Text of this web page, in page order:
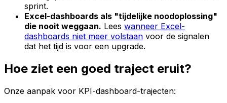
sprint.
Excel-dashboards als "tijdelijke noodoplossing"
die nooit weggaan. Lees wanneer Excel-
dashboards niet meer volstaan voor de signalen
dat het tijd is voor een upgrade.
Hoe ziet een goed traject eruit?
Onze aanpak voor KPI-dashboard-trajecten: